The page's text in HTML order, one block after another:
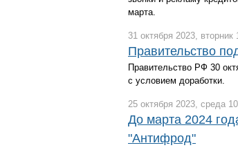
марта.
31 октября 2023, вторник
Правительство
Правительство РФ 30
с условием доработки.
25 октября 2023, среда
До марта 2024
"Антифрод"